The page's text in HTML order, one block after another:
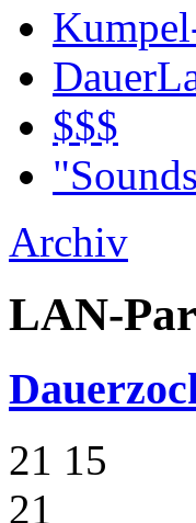
$$$
Archiv
LAN-
21 15
21